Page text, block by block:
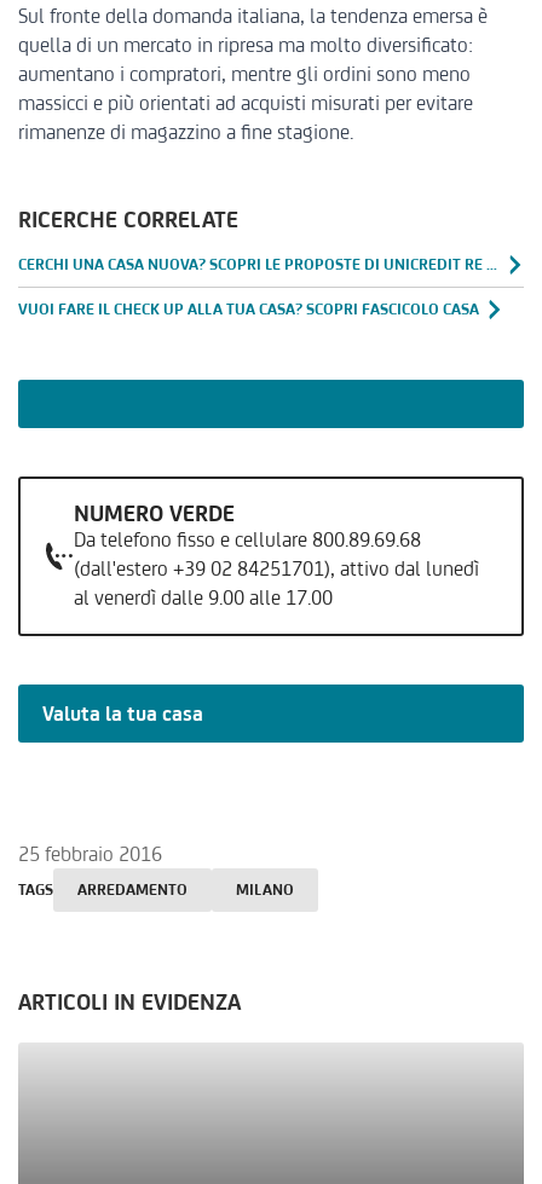
RICERCHE CORRELATE
CERCHI UNA CASA NUOVA? SCOPRI LE PROPOSTE DI UNICREDIT RE SERVICES
VUOI FARE IL CHECK UP ALLA TUA CASA? SCOPRI FASCICOLO CASA
NUMERO VERDE
Da telefono fisso e cellulare 800.89.69.68
(dall'estero +39 02 84251701), attivo dal lunedì
al venerdì dalle 9.00 alle 17.00
Valuta la tua casa
Sul fronte della domanda italiana, la tendenza emersa è
quella di un mercato in ripresa ma molto diversificato:
aumentano i compratori, mentre gli ordini sono meno
massicci e più orientati ad acquisti misurati per evitare
rimanenze di magazzino a fine stagione.
TAGS ARREDAMENTO MILANO
25 febbraio 2016
ARTICOLI IN EVIDENZA